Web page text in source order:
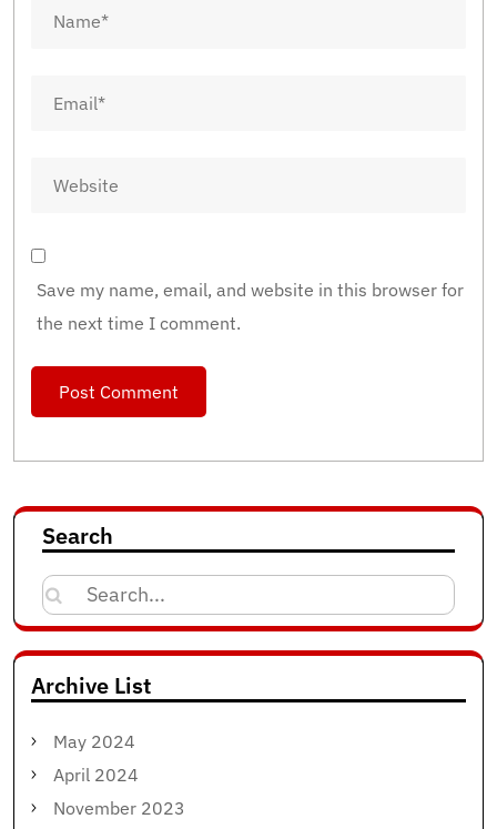
Save my name, email, and website in this browser for
the next time I comment.
Search
Search
for:
Archive List
May 2024
April 2024
November 2023